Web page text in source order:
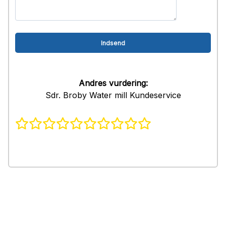
Andres vurdering:
Sdr. Broby Water mill Kundeservice